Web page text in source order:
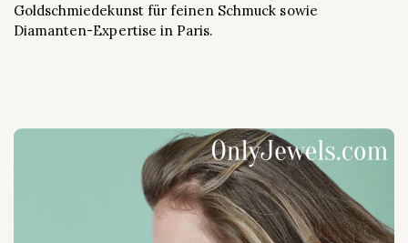
Goldschmiedekunst für feinen Schmuck sowie
Diamanten-Expertise in Paris.